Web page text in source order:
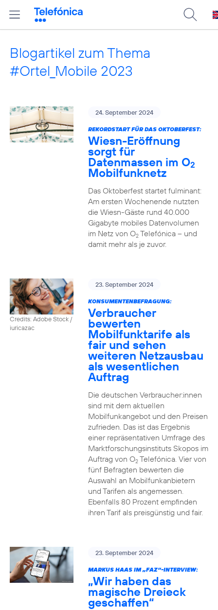
Blogartikel zum Thema
#Ortel_Mobile 2023
24. September 2024
REKORDSTART FÜR DAS OKTOBERFEST:
Wiesn-Eröffnung
sorgt für
Datenmassen im O2
Mobilfunknetz
Das Oktoberfest startet fulminant:
Am ersten Wochenende nutzten
die Wiesn-Gäste rund 40.000
Gigabyte mobiles Datenvolumen
im Netz von O2Telefónica – und
damit mehr als je zuvor.
Credits: Adobe Stock /
iuricazac
23. September 2024
KONSUMENTENBEFRAGUNG:
Verbraucher
bewerten
Mobilfunktarife als
fair und sehen
weiteren Netzausbau
als wesentlichen
Auftrag
Die deutschen Verbraucher:innen
sind mit dem aktuellen
Mobilfunkangebot und den Preisen
zufrieden. Das ist das Ergebnis
einer repräsentativen Umfrage des
Marktforschungsinstituts Skopos im
Auftrag von O2Telefónica. Vier von
fünf Befragten bewerten die
Auswahl an Mobilfunkanbietern
und Tarifen als angemessen.
Ebenfalls 80 Prozent empfinden
ihren Tarif als preisgünstig und fair.
23. September 2024
MARKUS HAAS IM „FAZ“-INTERVIEW:
„Wir haben das
magische Dreieck
geschaffen“